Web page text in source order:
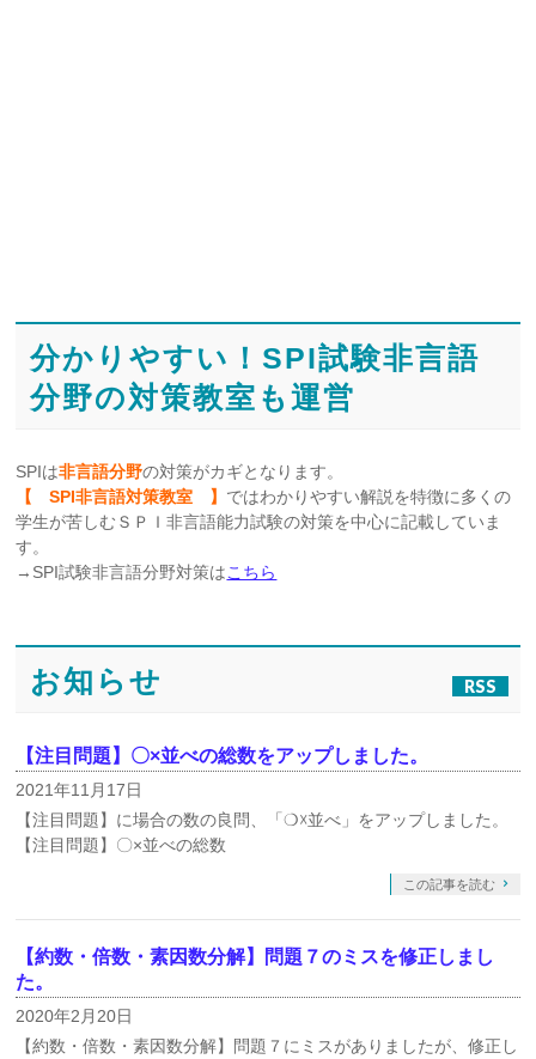
分かりやすい！SPI試験非言語
分野の対策教室も運営
SPIは非言語分野の対策がカギとなります。
【 SPI非言語対策教室 】 ではわかりやすい解説を特徴に多くの
学生が苦しむＳＰＩ非言語能力試験の対策を中心に記載していま
す。
→SPI試験非言語分野対策はこちら
お知らせ RSS
【注目問題】〇×並べの総数をアップしました。
2021年11月17日
【注目問題】に場合の数の良問、「❍☓並べ」をアップしました。
【注目問題】〇×並べの総数
この記事を読む
【約数・倍数・素因数分解】問題７のミスを修正しまし
た。
2020年2月20日
【約数・倍数・素因数分解】問題７にミスがありましたが、修正し